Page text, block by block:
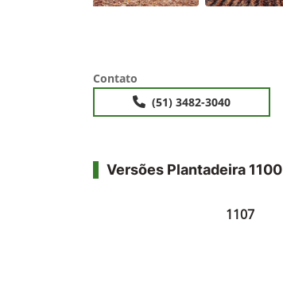
Contato
(51) 3482-3040
Versões Plantadeira 1100
1107